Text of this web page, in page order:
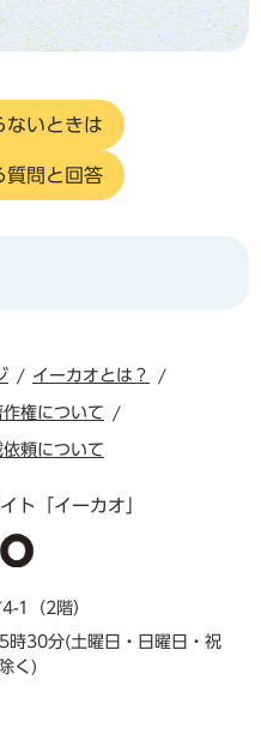
ないときは
質問と回答
イーカオとは？
権について
頼について
ト「イーカオ」
1（2階）
時30分(土曜日・日曜日・祝
く)